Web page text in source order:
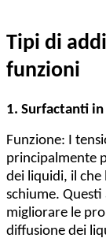
Tipi di
funzioni
1. Surfactanti
Funzione: I
principalmente
dei liquidi, il che
schiume.
migliorare le
diffusione dei